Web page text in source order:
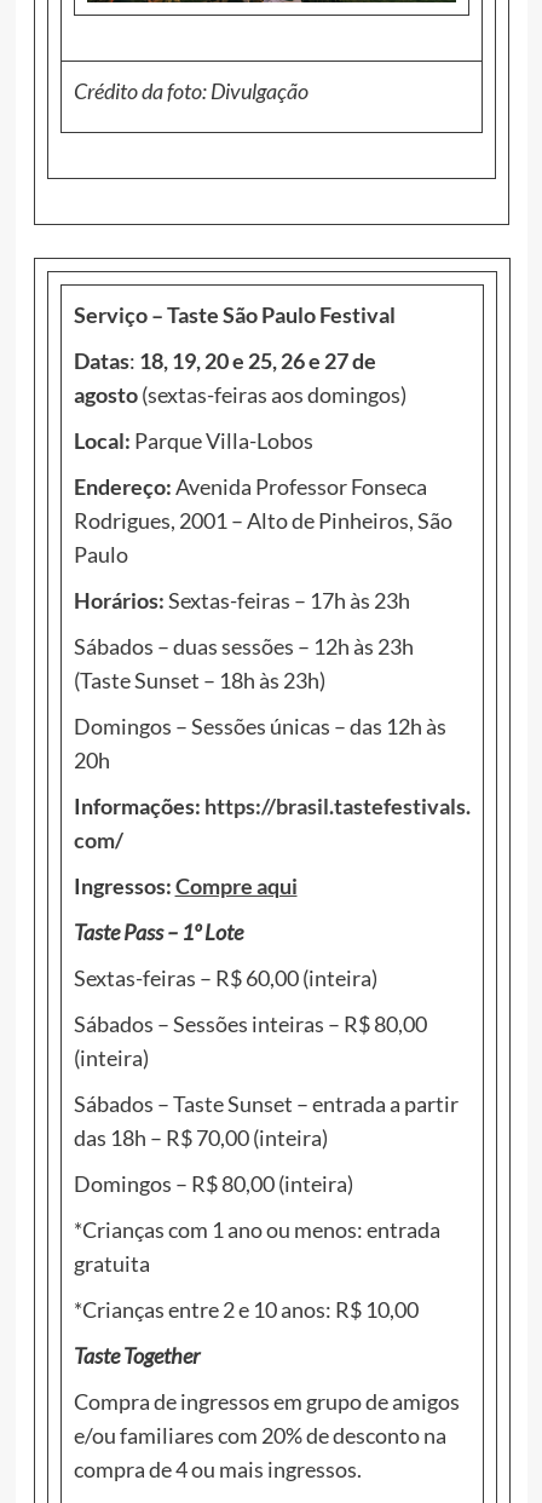
Crédito da foto: Divulgação
Serviço – Taste São Paulo Festival
Datas: 18, 19, 20 e 25, 26 e 27 de
agosto(sextas-feiras aos domingos)
Local: Parque Villa-Lobos
Endereço:Avenida Professor Fonseca
Rodrigues, 2001 – Alto de Pinheiros, São
Paulo
Horários:Sextas-feiras – 17h às 23h
Sábados – duas sessões – 12h às 23h
(Taste Sunset – 18h às 23h)
Domingos – Sessões únicas – das 12h às
20h
Informações: https://brasil.tastefestivals.
com/
Ingressos:Compre aqui
Taste Pass – 1º Lote
Sextas-feiras – R$ 60,00 (inteira)
Sábados – Sessões inteiras – R$ 80,00
(inteira)
Sábados – Taste Sunset – entrada a partir
das 18h – R$ 70,00 (inteira)
Domingos – R$ 80,00 (inteira)
*Crianças com 1 ano ou menos: entrada
gratuita
*Crianças entre 2 e 10 anos: R$ 10,00
Taste Together
Compra de ingressos em grupo de amigos
e/ou familiares com 20% de desconto na
compra de 4 ou mais ingressos.